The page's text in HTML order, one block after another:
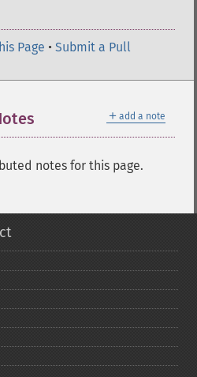
Page • Submit a Pull
＋ add a note
notes for this page.